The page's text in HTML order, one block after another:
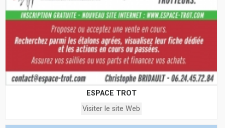
ESPACE TROT
Visiter le site Web